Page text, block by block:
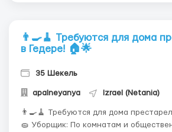
👨‍🍳🧹 Требуются для дома
в Гедере! 🏠🌟
35 Шекель
apalneyanya Izrael (Netania)
👨‍🍳🧹 Требуются для дома
🧽 Уборщик: По комнатам и